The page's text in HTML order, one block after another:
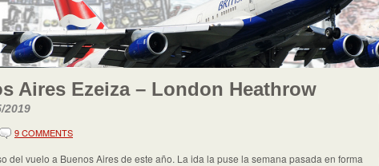
Aires Ezeiza – London Heathrow
2019
9 COMMENTS
del vuelo a Buenos Aires de este año. La ida la puse la semana pasada en forma